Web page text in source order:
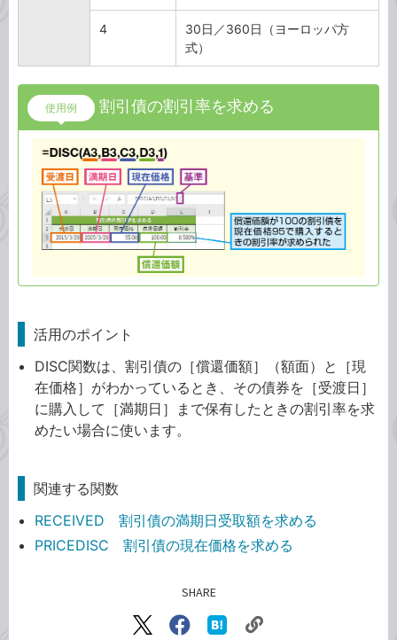
4
30日／360日（ヨーロッパ方
式）
使用例 割引債の割引率を求める
活用のポイント
DISC関数は、割引債の［償還価額］（額面）と［現
在価格］がわかっているとき、その債券を［受渡日］
に購入して［満期日］まで保有したときの割引率を求
めたい場合に使います。
関連する関数
RECEIVED 割引債の満期日受取額を求める
PRICEDISC 割引債の現在価格を求める
SHARE
X（旧 Facebook